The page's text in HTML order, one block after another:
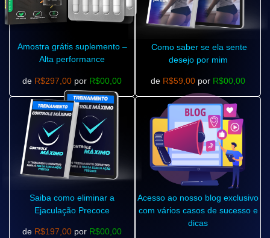
Amostra grátis suplemento –
Alta performance
de R$297,00 por R$00,00
Como saber se ela sente
desejo por mim
de R$59,00 por R$00,00
Saiba como eliminar a
Ejaculação Precoce
de R$197,00 por R$00,00
Acesso ao nosso blog exclusivo
com vários casos de sucesso e
dicas